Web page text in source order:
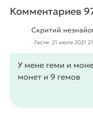
Комментариев
Скритий
Гости 21 июля 2021
У мене геми и
монет и 9 гемов